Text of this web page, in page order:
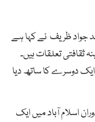
جواد ظریف نے کہا ہے
ثقافتی تعلقات ہیں۔
دوسرے کا ساتھ دیا
اسلام آباد میں ایک